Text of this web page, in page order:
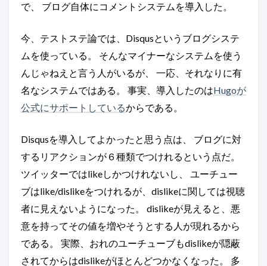
で、 ブログ自体にコメントシステムを導入した。
今、テストステ論では、Disqusというブログシステ
ムを使っている。 そんなマイナーなシステムを使う
んじゃねえと言う人がいるが、 一応、それなりに有
名なシステムではある。 事実、導入したのはHugoが
公式にサポートしているからである。
Disqusを導入してよかったと思う点は、 ブログに対
するリアクションが６種類でつけれるという点だ。
ツイッターではlikeしかつけれないし、 ユーチュー
ブはlike/dislikeをつけれるが、dislikeに関しては視聴
者に見えないようになった。 dislikeが見えると、悪
意を持ってその値を増やそうとする人が現れるから
である。 実際、おれのユーチューブもdislikeが隠蔽
されてからはdislikeがほとんどつかなくなった。 多